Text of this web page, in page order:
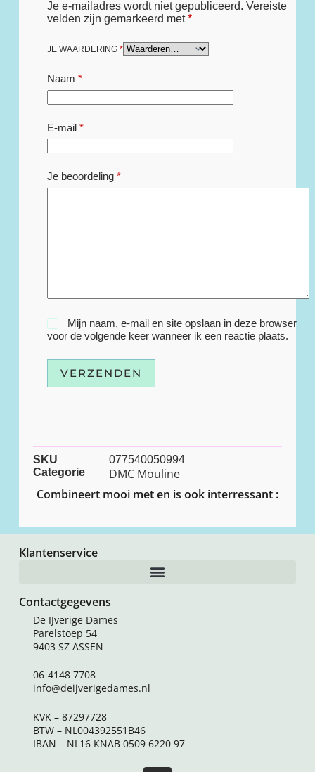
Je e-mailadres wordt niet gepubliceerd. Vereiste
velden zijn gemarkeerd met*
JE WAARDERING *
Naam *
E-mail*
Je beoordeling *
Mijn naam, e-mail en site opslaan in deze browser
voor de volgende keer wanneer ik een reactie plaats.
VERZENDEN
SKU
077540050994
Categorie
DMC Mouline
Combineert mooi met en is ook interressant :
Klantenservice
Contactgegevens
De IJverige Dames
Parelstoep 54
9403 SZ ASSEN
06-4148 7708
info@deijverigedames.nl
KVK – 87297728
BTW – NL004392551B46
IBAN – NL16 KNAB 0509 6220 97